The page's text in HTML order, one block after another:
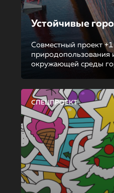
Устойчивые
Совместный проект
природопользования
окружающей среды
СПЕЦПРОЕКТ